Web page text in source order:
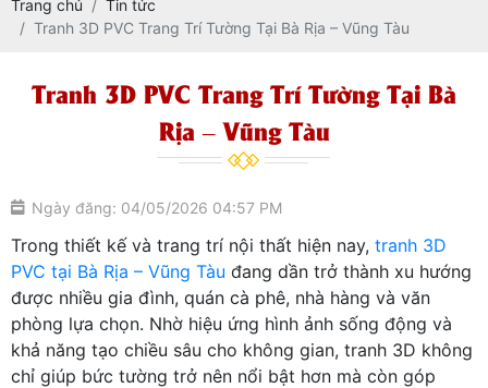
Trang chủ
Tin tức
Tranh 3D PVC Trang Trí Tường Tại Bà Rịa – Vũng Tàu
Tranh 3D PVC Trang Trí Tường Tại Bà
Rịa – Vũng Tàu
Ngày đăng: 04/05/2026 04:57 PM
Trong thiết kế và trang trí nội thất hiện nay, tranh 3D
PVC tại Bà Rịa – Vũng Tàu đang dần trở thành xu hướng
được nhiều gia đình, quán cà phê, nhà hàng và văn
phòng lựa chọn. Nhờ hiệu ứng hình ảnh sống động và
khả năng tạo chiều sâu cho không gian, tranh 3D không
chỉ giúp bức tường trở nên nổi bật hơn mà còn góp